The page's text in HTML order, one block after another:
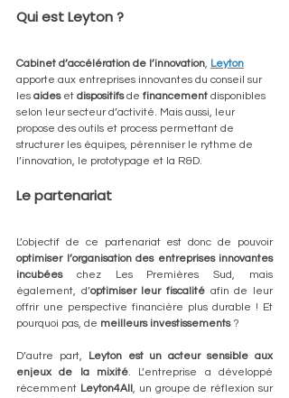
Qui est Leyton ?
Cabinet d’accélération de l’innovation, Leyton
apporte aux entreprises innovantes du conseil sur
les aides et dispositifs de financement disponibles
selon leur secteur d’activité. Mais aussi, leur
propose des outils et process permettant de
structurer les équipes, pérenniser le rythme de
l’innovation, le prototypage et la R&D.
Le partenariat
L’objectif de ce partenariat est donc de pouvoir
optimiser l’organisation des entreprises innovantes
incubées chez Les Premières Sud, mais
également, d’optimiser leur fiscalité afin de leur
offrir une perspective financière plus durable ! Et
pourquoi pas, de meilleurs investissements ?
D’autre part,
Leyton est un acteur sensible aux
enjeux de la mixité. L’entreprise a développé
récemment Leyton4All , un groupe de réflexion sur